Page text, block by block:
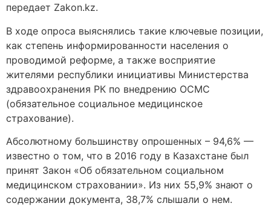
передает Zakon.kz.
В ходе опроса выяснялись такие ключевые позиции,
как степень информированности населения о
проводимой реформе, а также восприятие
жителями республики инициативы Министерства
здравоохранения РК по внедрению ОСМС
(обязательное социальное медицинское
страхование).
Абсолютному большинству опрошенных – 94,6% —
известно о том, что в 2016 году в Казахстане был
принят Закон «Об обязательном социальном
медицинском страховании». Из них 55,9% знают о
содержании документа, 38,7% слышали о нем.